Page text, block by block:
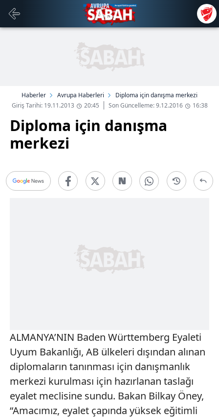
Haberler Avrupa Haberleri
Diploma için danışma merkezi
Giriş Tarihi: 19.11.2013
20:45 Son Güncelleme: 9.12.2016 16:38
Diploma için danışma
merkezi
ALMANYA’NIN Baden Württemberg Eyaleti
Uyum Bakanlığı, AB ülkeleri dışından alınan
diplomaların tanınması için danışmanlık
merkezi kurulması için hazırlanan taslağı
eyalet meclisine sundu. Bakan Bilkay Öney,
“Amacımız, eyalet çapında yüksek eğitimli